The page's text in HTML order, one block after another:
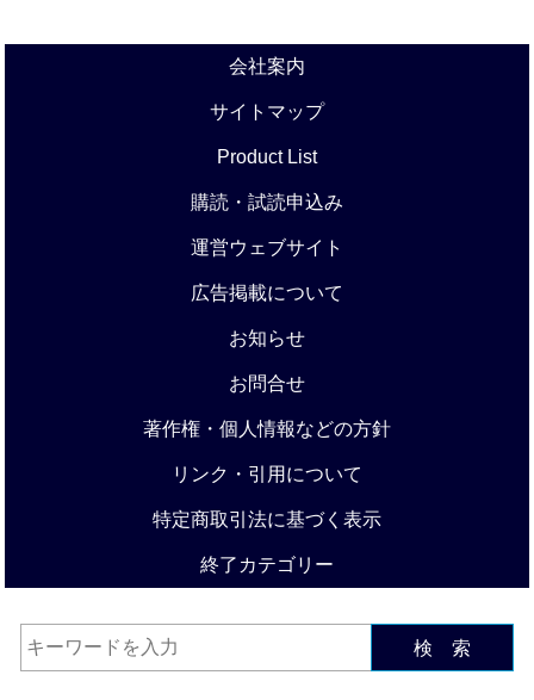
会社案内
サイトマップ
Product List
購読・試読申込み
運営ウェブサイト
広告掲載について
お知らせ
お問合せ
著作権・個人情報などの方針
リンク・引用について
特定商取引法に基づく表示
終了カテゴリー
検 索